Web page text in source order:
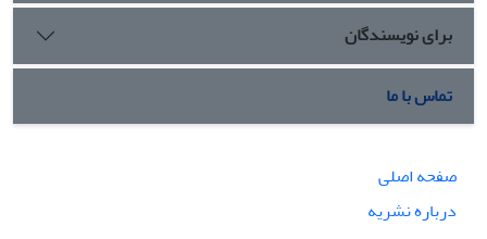
برای نویسندگان
تماس با ما
صفحه اصلی
درباره نشریه